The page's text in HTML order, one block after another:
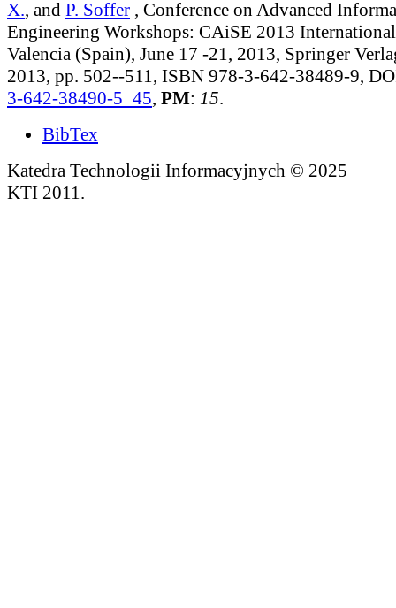
X., and P. Soffer , Conference on Advanced
Engineering Workshops: CAiSE 2013
Valencia (Spain), June 17 -21, 2013, Springer
2013, pp. 502--511, ISBN 978-3-642-38489-9,
3-642-38490-5_45, PM: 15.
BibTex
Katedra Technologii Informacyjnych © 2025
KTI 2011.